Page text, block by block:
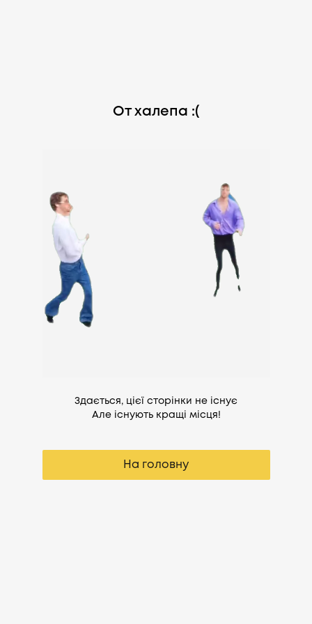
От халепа :(
Здається, цієї сторінки не існує
Але існують кращі місця!
На головну